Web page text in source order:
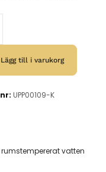
Lägg till i varukorg
UPP00109-K
vatten